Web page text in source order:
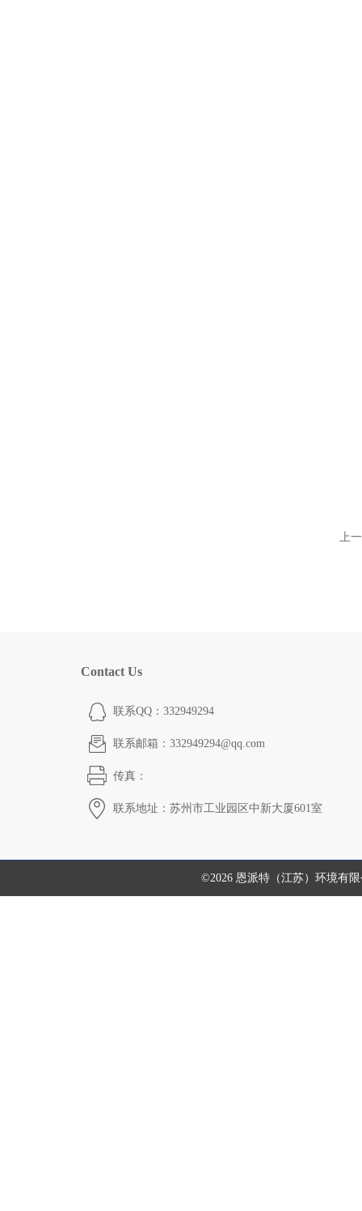
上
Contact Us
联系QQ：332949294
联系邮箱：332949294@qq.com
传真：
联系地址：苏州市工业园区中新大厦601室
©2026 恩派特（江苏）环境有